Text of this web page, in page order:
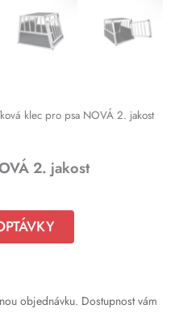
klec pro psa NOVÁ 2. jakost
2. jakost
objednávku. Dostupnost vám